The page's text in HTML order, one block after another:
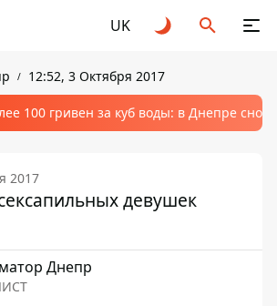
UK
12:52, 3 Октября 2017
100 гривен за куб воды: в Днепре
2017
девушек
Днепр